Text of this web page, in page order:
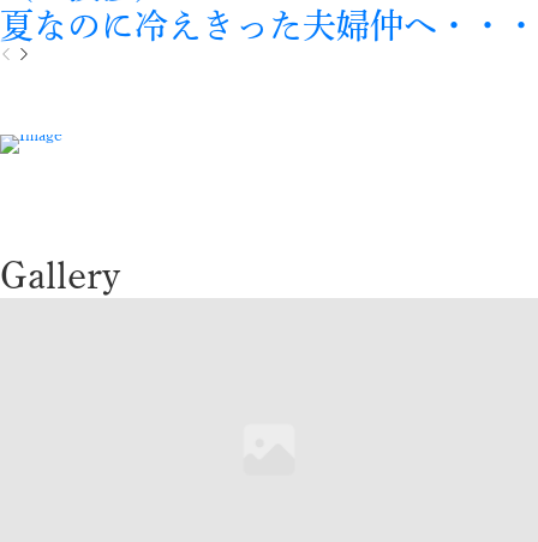
夏なのに冷えきった夫婦仲へ・・・
P
o
u
N
Gallery